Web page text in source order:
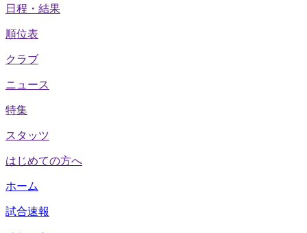
日程・結果
順位表
クラブ
ニュース
特集
スタッツ
はじめての方へ
ホーム
試合速報